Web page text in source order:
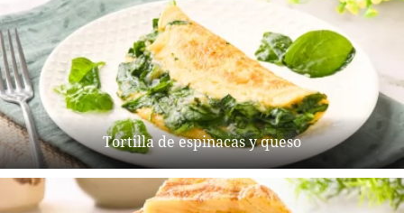
Tortilla de espinacas y queso